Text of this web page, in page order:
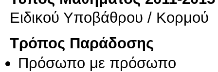
Ειδικού Υποβάθρου / Κορμού
Τρόπος Παράδοσης
Πρόσωπο με πρόσωπο